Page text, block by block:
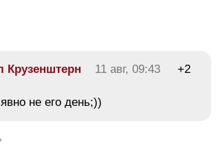
Крузенштерн 11 авг, 09:43 +2
не его день;))